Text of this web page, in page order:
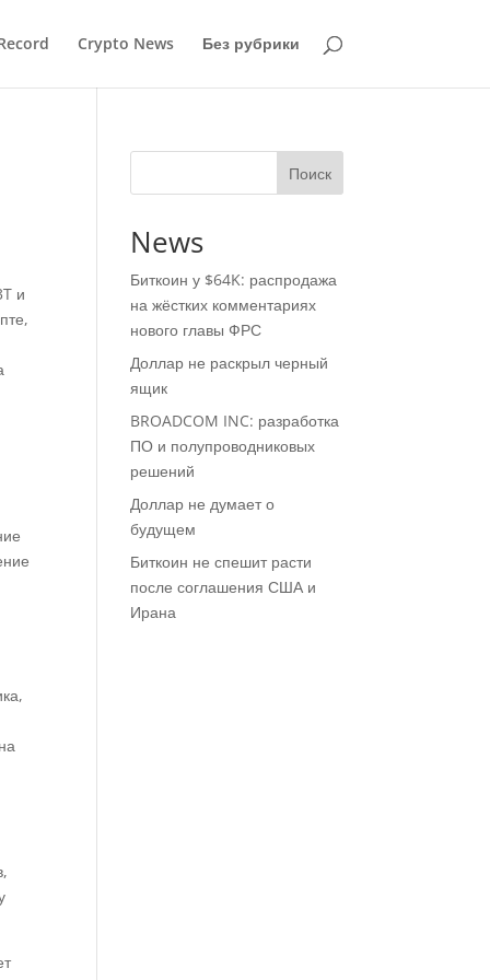
Crypto News Без рубрики
и
Поиск
News
Биткоин у $64K: распродажа
на жёстких комментариях
нового главы ФРС
Доллар не раскрыл черный
ящик
BROADCOM INC: разработка
ПО и полупроводниковых
решений
Доллар не думает о
будущем
Биткоин не спешит расти
после соглашения США и
Ирана